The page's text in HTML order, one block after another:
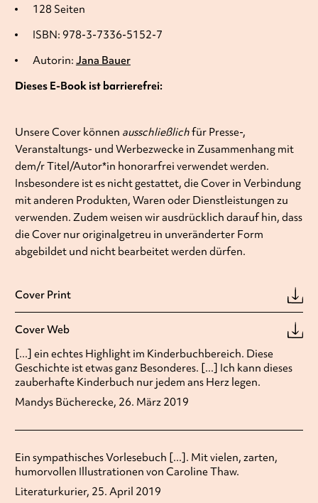
ISBN: 978-3-7336-5152-7
128 Seiten
Autorin: Jana Bauer
Dieses E-Book ist barrierefrei:
Unsere Cover können ausschließlichfür Presse-,
Veranstaltungs- und Werbezwecke in Zusammenhang mit
dem/r Titel/Autor*in honorarfrei verwendet werden.
Insbesondere ist es nicht gestattet, die Cover in Verbindung
mit anderen Produkten, Waren oder Dienstleistungen zu
verwenden. Zudem weisen wir ausdrücklich darauf hin, dass
die Cover nur originalgetreu in unveränderter Form
abgebildet und nicht bearbeitet werden dürfen.
Cover Print
Cover Web
[...] ein echtes Highlight im Kinderbuchbereich. Diese
Geschichte ist etwas ganz Besonderes. [...] Ich kann dieses
zauberhafte Kinderbuch nur jedem ans Herz legen.
Mandys Bücherecke, 26. März 2019
Ein sympathisches Vorlesebuch [...]. Mit vielen, zarten,
humorvollen Illustrationen von Caroline Thaw.
Literaturkurier, 25. April 2019